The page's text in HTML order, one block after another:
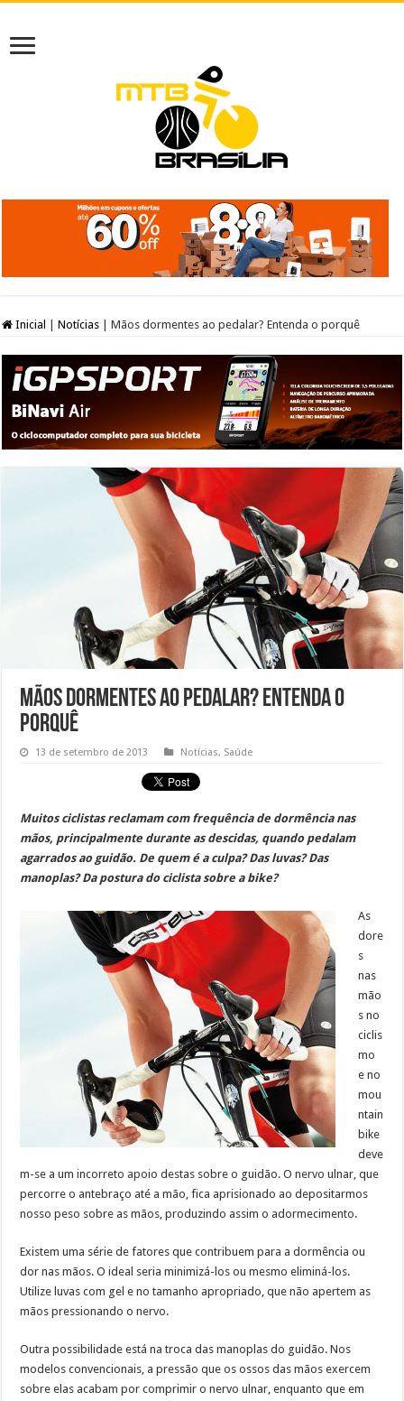
Inicial Notícias Mãos dormentes ao pedalar? Entenda o porquê
Mãos dormentes ao pedalar? Entenda o
porquê
13 de setembro de 2013 Notícias, Saúde
Muitos ciclistas reclamam com frequência de dormência nas
mãos, principalmente durante as descidas, quando pedalam
agarrados ao guidão. De quem é a culpa? Das luvas? Das
manoplas? Da postura do ciclista sobre a bike?
As
dore
s
nas
mão
s no
ciclis
mo
e no
mou
ntain
bike
deve
m-se a um incorreto apoio destas sobre o guidão. O nervo ulnar, que
percorre o antebraço até a mão, fica aprisionado ao depositarmos
nosso peso sobre as mãos, produzindo assim o adormecimento.
Existem uma série de fatores que contribuem para a dormência ou
dor nas mãos. O ideal seria minimizá-los ou mesmo eliminá-los.
Utilize luvas com gel e no tamanho apropriado, que não apertem as
mãos pressionando o nervo.
Outra possibilidade está na troca das manoplas do guidão. Nos
modelos convencionais, a pressão que os ossos das mãos exercem
sobre elas acabam por comprimir o nervo ulnar, enquanto que em